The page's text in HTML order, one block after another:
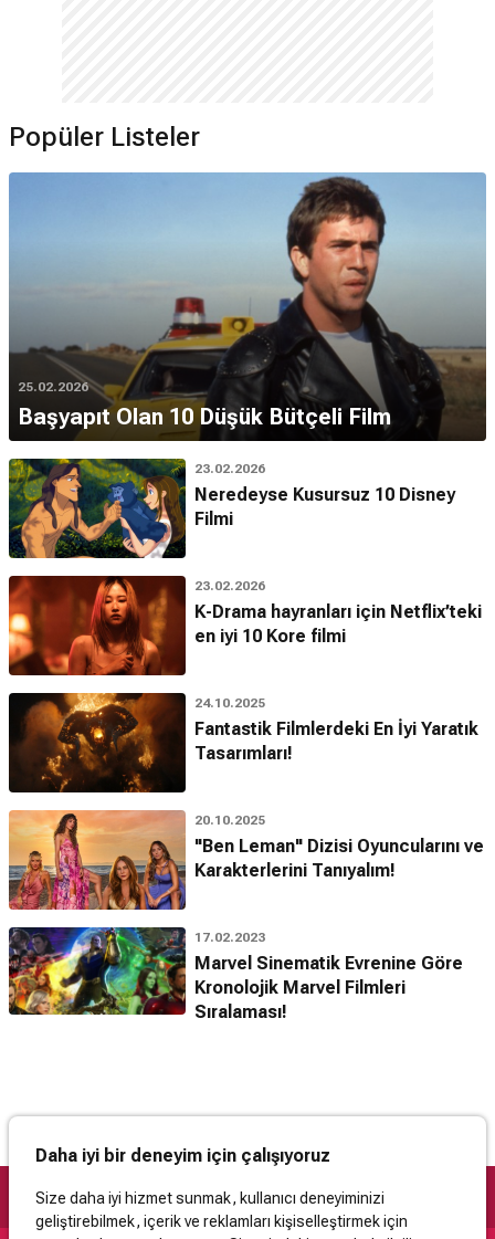
Popüler Listeler
25.02.2026
Başyapıt Olan 10 Düşük Bütçeli Film
23.02.2026
Neredeyse Kusursuz 10 Disney
Filmi
23.02.2026
K-Drama hayranları için Netflix’teki
en iyi 10 Kore filmi
24.10.2025
Fantastik Filmlerdeki En İyi Yaratık
Tasarımları!
20.10.2025
"Ben Leman" Dizisi Oyuncularını ve
Karakterlerini Tanıyalım!
17.02.2023
Marvel Sinematik Evrenine Göre
Kronolojik Marvel Filmleri
Sıralaması!
Daha iyi bir deneyim için çalışıyoruz
Size daha iyi hizmet sunmak, kullanıcı deneyiminizi
geliştirebilmek, içerik ve reklamları kişiselleştirmek için